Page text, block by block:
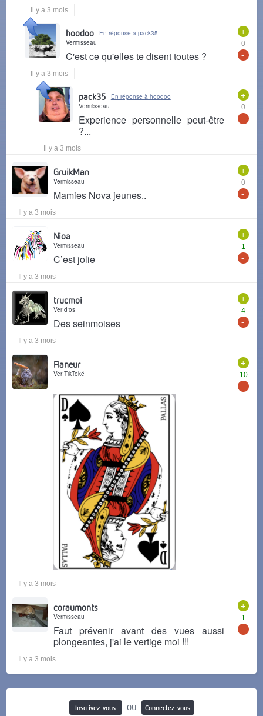
Il y a 3 mois
+
0
-
hoodoo
En réponse à pack35
Vermisseau
C'est ce qu'elles te disent toutes ?
Il y a 3 mois
+
0
-
pack35
En réponse à hoodoo
Vermisseau
Experience personnelle peut-être
?...
Il y a 3 mois
+
0
-
GruikMan
Vermisseau
Mamies Nova jeunes..
Il y a 3 mois
+
1
-
Nioa
Vermisseau
C’est jolie
Il y a 3 mois
+
4
-
trucmoi
Ver d'os
Des seinmoises
Il y a 3 mois
+
10
-
Flaneur
Ver TikToké
Il y a 3 mois
+
1
-
coraumonts
Vermisseau
Faut prévenir avant des vues aussi
plongeantes, j'ai le vertige moi !!!
Il y a 3 mois
Inscrivez-vous ou Connectez-vous